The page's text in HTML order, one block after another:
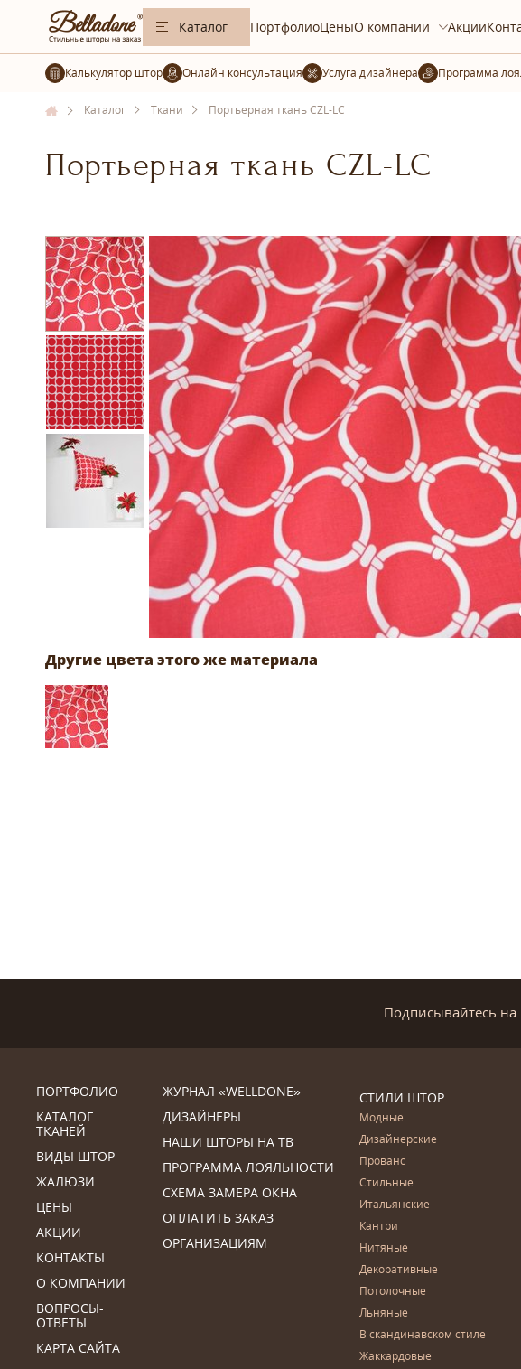
Каталог ПортфолиоЦеныО компании Акции
Калькулятор штор Услуга дизайнера
Каталог Ткани Портьерная ткань CZL-LC
Портьерная ткань CZL-LC
Подписывайтесь
ПОРТФОЛИО
КАТАЛОГ
ТКАНЕЙ
ВИДЫ ШТОР
ЖАЛЮЗИ
ЦЕНЫ
АКЦИИ
КОНТАКТЫ
О КОМПАНИИ
ВОПРОСЫ-
ОТВЕТЫ
КАРТА САЙТА
ЖУРНАЛ «WELLDONE»
ДИЗАЙНЕРЫ
НАШИ ШТОРЫ НА ТВ
ПРОГРАММА ЛОЯЛЬНОСТИ
СХЕМА ЗАМЕРА ОКНА
ОПЛАТИТЬ ЗАКАЗ
ОРГАНИЗАЦИЯМ
СТИЛИ ШТОР
Модные
Дизайнерские
Прованс
Стильные
Итальянские
Кантри
Нитяные
Декоративные
Потолочные
Льняные
В скандинавском стиле
Жаккардовые